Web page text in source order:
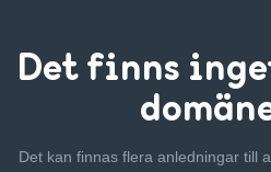
Det finns
Det kan finnas flera anledningar till